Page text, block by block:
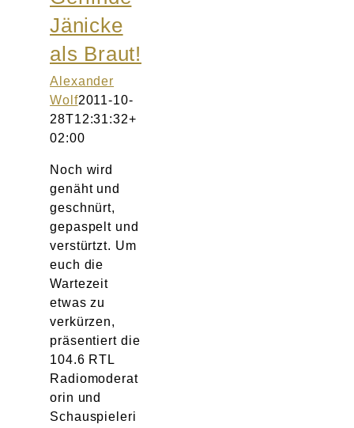
Jänicke
als Braut!
Alexander
Wolf2011-10-
28T12:31:32+
02:00
Noch wird
genäht und
geschnürt,
gepaspelt und
verstürtzt. Um
euch die
Wartezeit
etwas zu
verkürzen,
präsentiert die
104.6 RTL
Radiomoderat
orin und
Schauspieleri